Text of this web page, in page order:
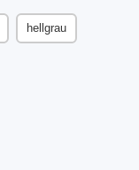
hellgrau